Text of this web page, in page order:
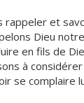
rappeler et
Dieu
en fils de
à
se complaire